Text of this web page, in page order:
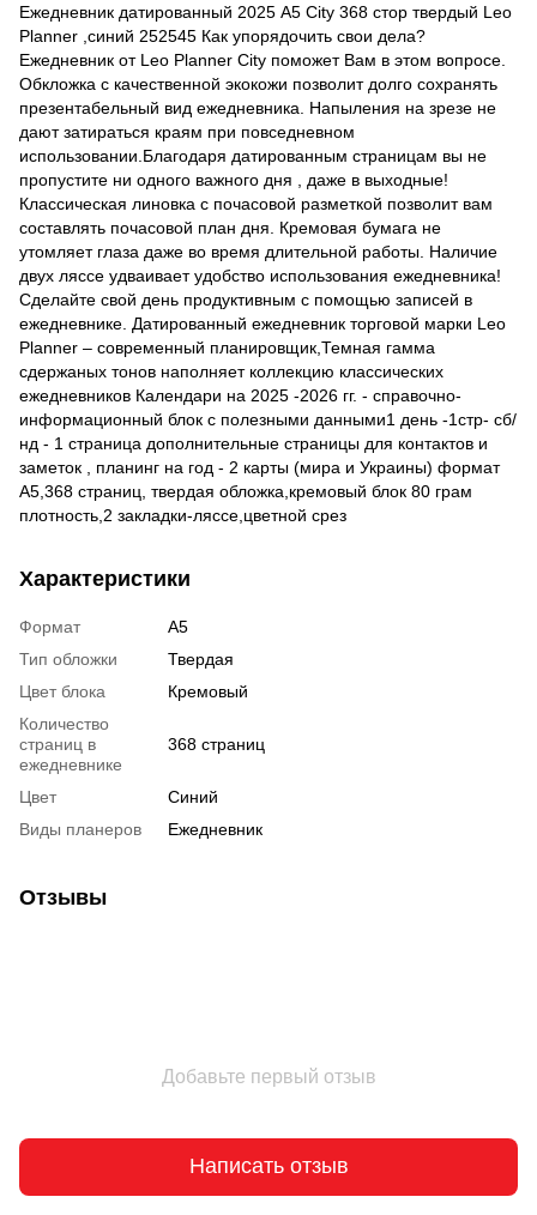
Ежедневник датированный 2025 А5 City 368 стор твердый Leo
Planner ,синий 252545 Как упорядочить свои дела?
Ежедневник от Leo Planner City поможет Вам в этом вопросе.
Обкложка с качественной экокожи позволит долго сохранять
презентабельный вид ежедневника. Напыления на зрезе не
дают затираться краям при повседневном
использовании.Благодаря датированным страницам вы не
пропустите ни одного важного дня , даже в выходные!
Классическая линовка с почасовой разметкой позволит вам
составлять почасовой план дня. Кремовая бумага не
утомляет глаза даже во время длительной работы. Наличие
двух ляссе удваивает удобство использования ежедневника!
Сделайте свой день продуктивным с помощью записей в
ежедневнике. Датированный ежедневник торговой марки Leo
Planner – современный планировщик,Темная гамма
сдержаных тонов наполняет коллекцию классических
ежедневников Календари на 2025 -2026 гг. - справочно-
информационный блок с полезными данными1 день -1стр- сб/
нд - 1 страница дополнительные страницы для контактов и
заметок , планинг на год - 2 карты (мира и Украины) формат
А5,368 страниц, твердая обложка,кремовый блок 80 грам
плотность,2 закладки-ляссе,цветной срез
Характеристики
Формат
А5
Тип обложки
Твердая
Цвет блока
Кремовый
Количество
страниц в
ежедневнике
368 страниц
Цвет
Синий
Виды планеров
Ежедневник
Отзывы
Добавьте первый отзыв
Написать отзыв